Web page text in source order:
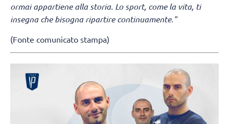
ormai appartiene alla storia. Lo sport, come la vita, ti
insegna che bisogna ripartire continuamente."
(Fonte comunicato stampa)